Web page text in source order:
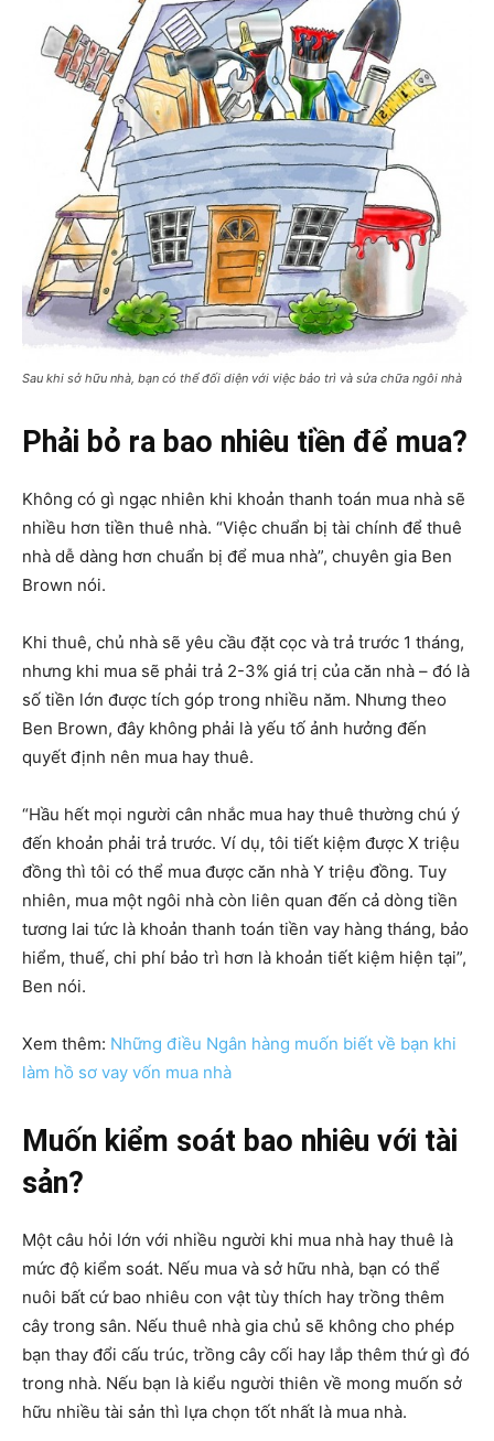
Sau khi sở hữu nhà, bạn có thể đối diện với việc bảo trì và sửa chữa ngôi nhà
Phải bỏ ra bao nhiêu tiền để mua?
Không có gì ngạc nhiên khi khoản thanh toán mua nhà sẽ
nhiều hơn tiền thuê nhà. “Việc chuẩn bị tài chính để thuê
nhà dễ dàng hơn chuẩn bị để mua nhà”, chuyên gia Ben
Brown nói.
Khi thuê, chủ nhà sẽ yêu cầu đặt cọc và trả trước 1 tháng,
nhưng khi mua sẽ phải trả 2-3% giá trị của căn nhà – đó là
số tiền lớn được tích góp trong nhiều năm. Nhưng theo
Ben Brown, đây không phải là yếu tố ảnh hưởng đến
quyết định nên mua hay thuê.
“Hầu hết mọi người cân nhắc mua hay thuê thường chú ý
đến khoản phải trả trước. Ví dụ, tôi tiết kiệm được X triệu
đồng thì tôi có thể mua được căn nhà Y triệu đồng. Tuy
nhiên, mua một ngôi nhà còn liên quan đến cả dòng tiền
tương lai tức là khoản thanh toán tiền vay hàng tháng, bảo
hiểm, thuế, chi phí bảo trì hơn là khoản tiết kiệm hiện tại”,
Ben nói.
Xem thêm: Những điều Ngân hàng muốn biết về bạn khi
làm hồ sơ vay vốn mua nhà
Muốn kiểm soát bao nhiêu với tài
sản?
Một câu hỏi lớn với nhiều người khi mua nhà hay thuê là
mức độ kiểm soát. Nếu mua và sở hữu nhà, bạn có thể
nuôi bất cứ bao nhiêu con vật tùy thích hay trồng thêm
cây trong sân. Nếu thuê nhà gia chủ sẽ không cho phép
bạn thay đổi cấu trúc, trồng cây cối hay lắp thêm thứ gì đó
trong nhà. Nếu bạn là kiểu người thiên về mong muốn sở
hữu nhiều tài sản thì lựa chọn tốt nhất là mua nhà.